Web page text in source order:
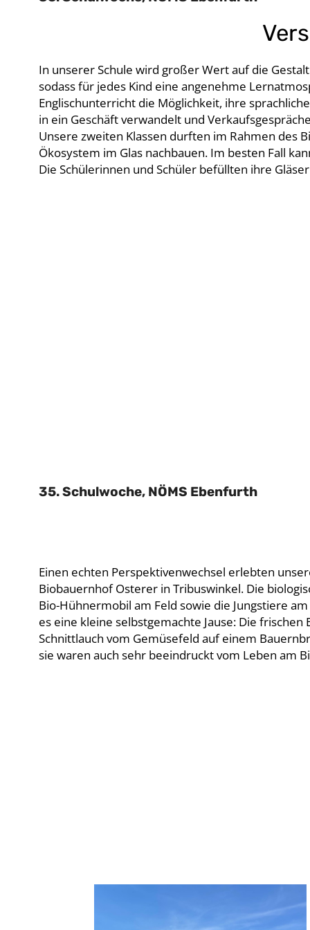
In unserer Schule wird großer Wert auf die
sodass für jedes Kind eine angenehme
Englischunterricht die Möglichkeit, ihre
in ein Geschäft verwandelt und
Unsere zweiten Klassen durften im Rahmen des
Ökosystem im Glas nachbauen. Im besten Fall
Die Schülerinnen und Schüler befüllten ihre
35. Schulwoche, NÖMS Ebenfurth
Einen echten Perspektivenwechsel erlebten
Biobauernhof Osterer in Tribuswinkel. Die
Bio-Hühnermobil am Feld sowie die Jungstiere
es eine kleine selbstgemachte Jause: Die
Schnittlauch vom Gemüsefeld auf einem
sie waren auch sehr beeindruckt vom Leben am